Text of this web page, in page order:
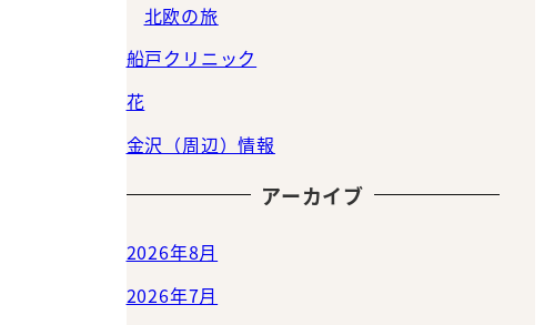
北欧の旅
船戸クリニック
花
金沢（周辺）情報
アーカイブ
2026年8月
2026年7月